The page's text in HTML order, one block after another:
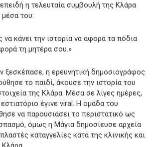
η τελευταία συμβουλή της Κλάρα
του:
κάνει την ιστορία να αφορά τα πόδια
τη μητέρα σου.»
η ερευνητική δημοσιογράφος
το παιδί, άκουσε την ιστορία του
της Κλάρα. Μέσα σε λίγες ημέρες,
έγινε viral. Η ομάδα του
να παρουσιάσει το περιστατικό ως
όμως η Μάγια δημοσίευσε αρχεία
καταγγελίες κατά της κλινικής και